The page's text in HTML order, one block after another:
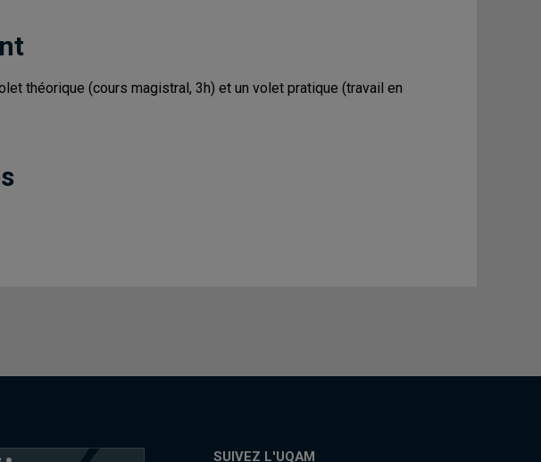
théorique (cours magistral, 3h) et un volet pratique (travail en
SUIVEZ L'UQAM